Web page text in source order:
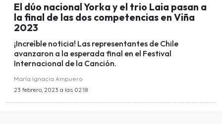
El dúo nacional Yorka y el trio Laia pasan a
la final de las dos competencias en Viña
2023
¡Increíble noticia! Las representantes de Chile
avanzaron a la esperada final en el Festival
Internacional de la Canción.
María Ignacia Ampuero
23 febrero, 2023 a las 02:18